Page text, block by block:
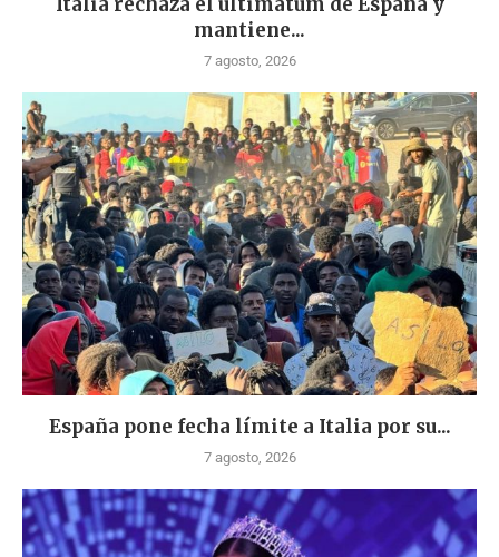
mantiene...
7 agosto, 2026
España pone fecha límite a Italia por su...
7 agosto, 2026